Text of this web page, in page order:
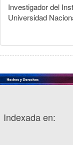
Investigador del
Universidad
Indexada en: